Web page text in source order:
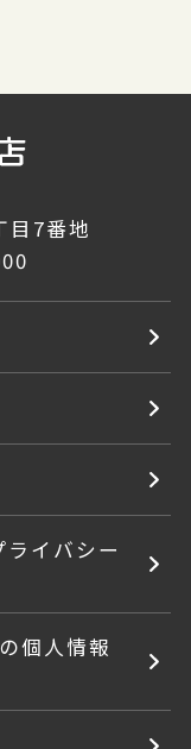
目7番地
イバシー
個人情報